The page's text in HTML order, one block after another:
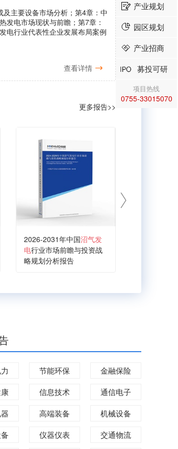
主要设备市场分析；第4章：中
发电市场现状与前瞻；第7章：
电行业代表性企业发展布局案例
查看详情
更多报告>>
2026-2031年中国沼气发
电行业市场前瞻与投资战
略规划分析报告
节能环保
金融保险
信息技术
通信电子
高端装备
机械设备
仪器仪表
交通物流
产业规划
园区规划
产业招商
募投可研
项目热线
0755-33015070